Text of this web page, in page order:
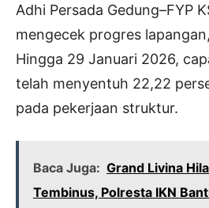
Adhi Persada Gedung–FYP
mengecek progres
Hingga 29 Januari 2026,
telah menyentuh 22,22
pada pekerjaan struktur.
Baca Juga: Grand Livina
Tembinus, Polresta IKN